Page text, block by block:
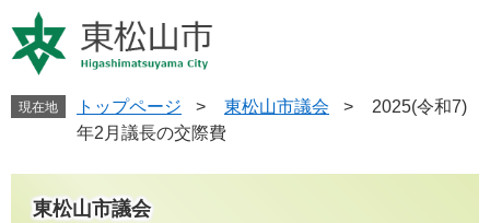
ー
ジ
す
ニ
ュ
し
現在地 トップページ > 東松山市議会 >
2025(令和7)
年2月議長の交際費
東松山市議会